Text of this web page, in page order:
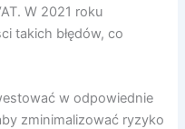
W 2021 roku
takich błędów, co
w odpowiednie
zminimalizować ryzyko